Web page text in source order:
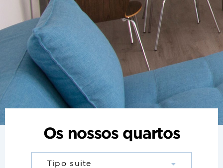
Os nossos quartos
Tipo suite